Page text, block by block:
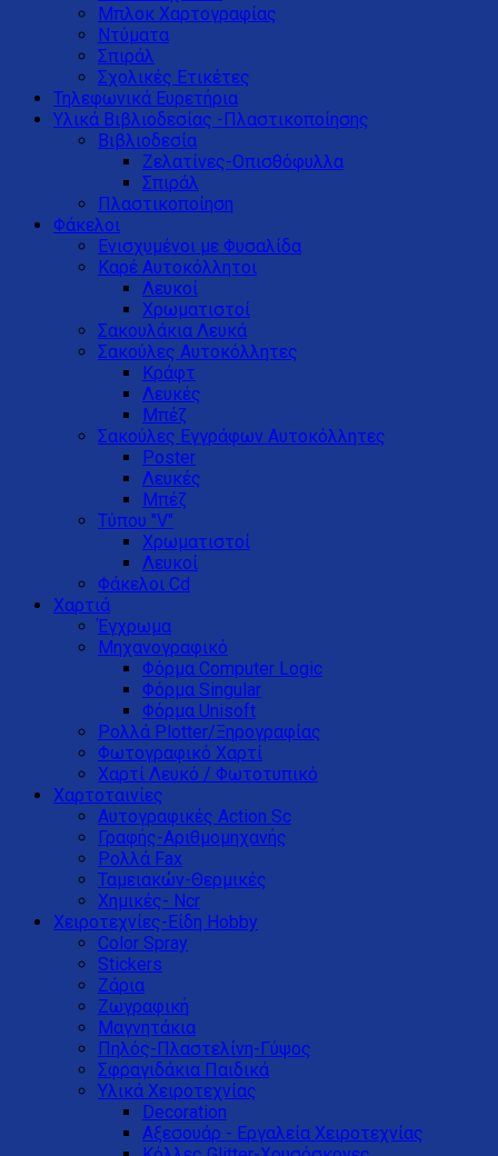
Μπλοκ Χαρτογραφίας
Ντύματα
Σπιράλ
Σχολικές Ετικέτες
Τηλεφωνικά Ευρετήρια
Υλικά Βιβλιοδεσίας -Πλαστικοποίησης
Βιβλιοδεσία
Ζελατίνες-Οπισθόφυλλα
Σπιράλ
Πλαστικοποίηση
Φάκελοι
Ενισχυμένοι με Φυσαλίδα
Καρέ Αυτοκόλλητοι
Λευκοί
Χρωματιστοί
Σακουλάκια Λευκά
Σακούλες Αυτοκόλλητες
Κράφτ
Λευκές
Μπέζ
Σακούλες Εγγράφων Αυτοκόλλητες
Poster
Λευκές
Μπέζ
Τύπου "V"
Xρωματιστοί
Λευκοί
Φάκελοι Cd
Χαρτιά
Έγχρωμα
Μηχανογραφικό
Φόρμα Computer Logic
Φόρμα Singular
Φόρμα Unisoft
Ρολλά Plotter/Ξηρογραφίας
Φωτογραφικό Χαρτί
Χαρτί Λευκό / Φωτοτυπικό
Χαρτοταινίες
Αυτογραφικές Action Sc
Γραφής-Αριθμομηχανής
Ρολλά Fax
Ταμειακών-Θερμικές
Χημικές- Ncr
Χειροτεχνίες-Είδη Hobby
Color Spray
Stickers
Ζάρια
Ζωγραφική
Μαγνητάκια
Πηλός-Πλαστελίνη-Γύψος
Σφραγιδάκια Παιδικά
Υλικά Χειροτεχνίας
Decoration
Αξεσουάρ - Εργαλεία Χειροτεχνίας